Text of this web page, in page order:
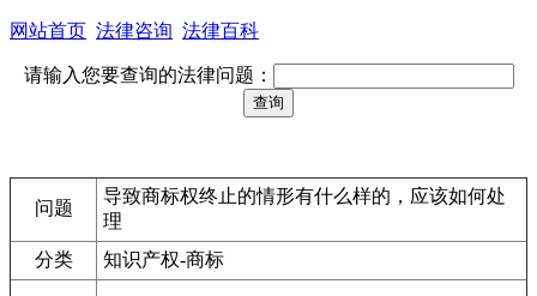
网站首页 法律咨询 法律百科
请输入您要查询的法律问题：
问题
导致商标权终止的情形有什么样的，应该如何处
理
分类
知识产权-商标